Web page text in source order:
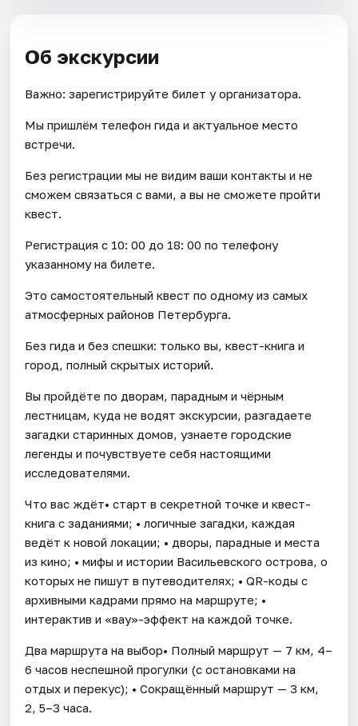
Об экскурсии
Важно: зарегистрируйте билет у организатора.
Мы пришлём телефон гида и актуальное место
встречи.
Без регистрации мы не видим ваши контакты и не
сможем связаться с вами, а вы не сможете пройти
квест.
Регистрация с 10: 00 до 18: 00 по телефону
указанному на билете.
Это самостоятельный квест по одному из самых
атмосферных районов Петербурга.
Без гида и без спешки: только вы, квест-книга и
город, полный скрытых историй.
Вы пройдёте по дворам, парадным и чёрным
лестницам, куда не водят экскурсии, разгадаете
загадки старинных домов, узнаете городские
легенды и почувствуете себя настоящими
исследователями.
Что вас ждёт• старт в секретной точке и квест-
книга с заданиями; • логичные загадки, каждая
ведёт к новой локации; • дворы, парадные и места
из кино; • мифы и истории Васильевского острова, о
которых не пишут в путеводителях; • QR-коды с
архивными кадрами прямо на маршруте; •
интерактив и «вау»-эффект на каждой точке.
Два маршрута на выбор• Полный маршрут — 7 км, 4–
6 часов неспешной прогулки (с остановками на
отдых и перекус); • Сокращённый маршрут — 3 км,
2, 5–3 часа.